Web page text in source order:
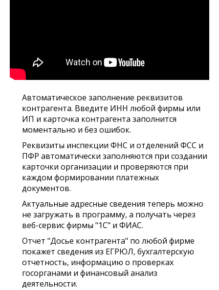
Автоматическое заполнение реквизитов
контрагента. Введите ИНН любой фирмы или
ИП и карточка контрагента заполнится
моментально и без ошибок.
Реквизиты инспекции ФНС и отделений ФСС и
ПФР автоматически заполняются при создании
карточки организации и проверяются при
каждом формировании платежных
документов.
Актуальные адресные сведения теперь можно
не загружать в программу, а получать через
веб-сервис фирмы "1С" и ФИАС.
Отчет "Досье контрагента" по любой фирме
покажет сведения из ЕГРЮЛ, бухгалтерскую
отчетность, информацию о проверках
госорганами и финансовый анализ
деятельности.